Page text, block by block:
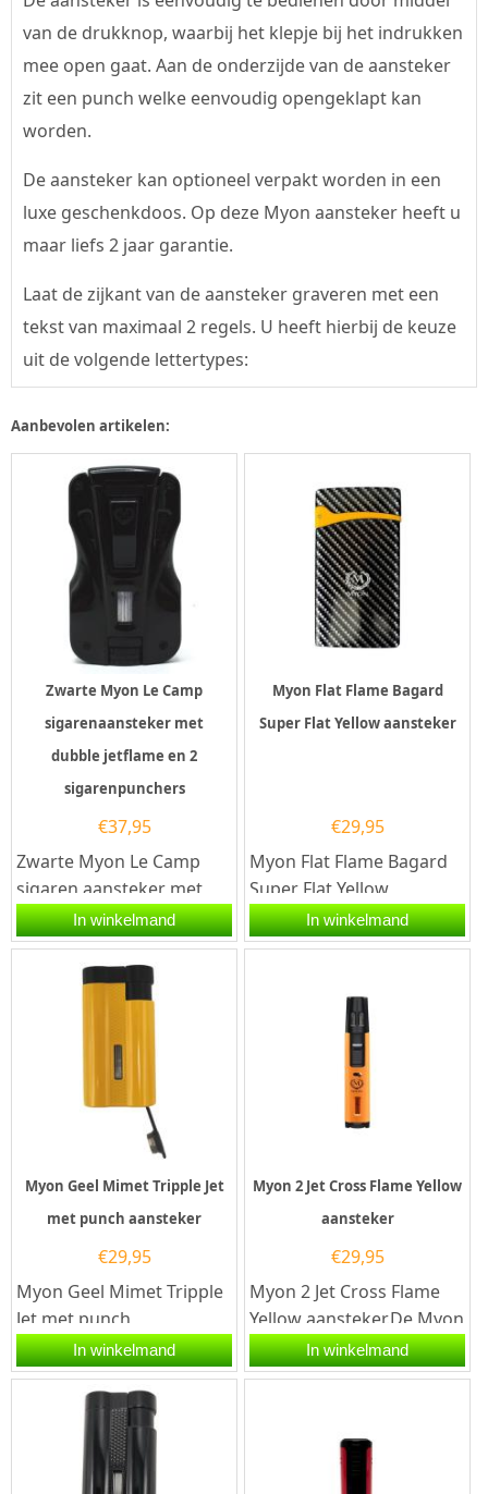
van de drukknop, waarbij het klepje bij het indrukken
mee open gaat. Aan de onderzijde van de aansteker
zit een punch welke eenvoudig opengeklapt kan
worden.
De aansteker kan optioneel verpakt worden in een
luxe geschenkdoos. Op deze Myon aansteker heeft u
maar liefs 2 jaar garantie.
Laat de zijkant van de aansteker graveren met een
tekst van maximaal 2 regels. U heeft hierbij de keuze
uit de volgende lettertypes:
Aanbevolen artikelen:
Zwarte Myon Le Camp
sigarenaansteker met
dubble jetflame en 2
sigarenpunchers
€37,95
Zwarte Myon Le Camp
sigaren aansteker met
een elektrische
ontsteking en 2 krachtige
jet vlammen. Na...
In winkelmand
Myon Flat Flame Bagard
Super Flat Yellow aansteker
€29,95
Myon Flat Flame Bagard
Super Flat Yellow
aansteker. De Myon Flat
Flame Bagard Super Flat...
In winkelmand
Myon Geel Mimet Tripple Jet
met punch aansteker
€29,95
Myon Geel Mimet Tripple
Jet met punch
aansteker.De Myon Geel
Mimet Tripple Jet met
punch aansteker...
In winkelmand
Myon 2 Jet Cross Flame Yellow
aansteker
€29,95
Myon 2 Jet Cross Flame
Yellow aansteker.De Myon
2 Jet Cross Flame Yellow
aansteker is geel...
In winkelmand